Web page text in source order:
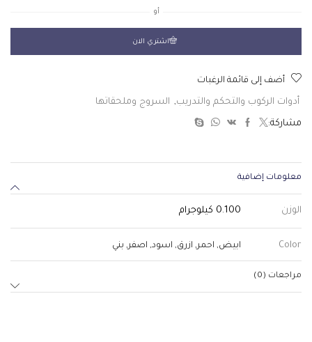
أو
اشتري الان
أضف إلى قائمة الرغبات
أدوات الركوب والتحكم والتدريب, السروج وملحقاتها
مشاركة:
معلومات إضافية
الوزن 0.100 كيلوجرام
Color ابيض, احمر, ازرق, اسود, اصفر, بني
مراجعات (0)